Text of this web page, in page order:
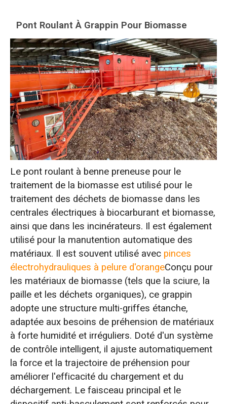
Pont Roulant À Grappin Pour Biomasse
Le pont roulant à benne preneuse pour le
traitement de la biomasse est utilisé pour le
traitement des déchets de biomasse dans les
centrales électriques à biocarburant et biomasse,
ainsi que dans les incinérateurs. Il est également
utilisé pour la manutention automatique des
matériaux. Il est souvent utilisé avec pinces
électrohydrauliques à pelure d'orangeConçu pour
les matériaux de biomasse (tels que la sciure, la
paille et les déchets organiques), ce grappin
adopte une structure multi-griffes étanche,
adaptée aux besoins de préhension de matériaux
à forte humidité et irréguliers. Doté d'un système
de contrôle intelligent, il ajuste automatiquement
la force et la trajectoire de préhension pour
améliorer l'efficacité du chargement et du
déchargement. Le faisceau principal et le